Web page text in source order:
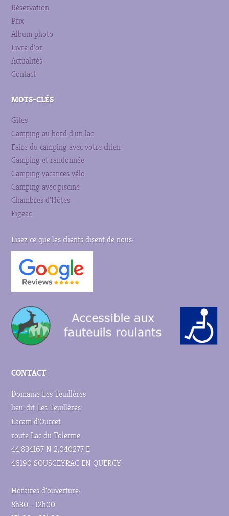
Réservation
Prix
Album photo
Livre d'or
Actualités
Contact
MOTS-CLÉS
Gîtes
Camping au bord d'un lac
Faire du camping avec votre chien
Camping et randonnée
Camping vacances vélo
Camping avec piscine
Chambres d'Hôtes
Figeac
Lisez ce que les clients disent de nous:
CONTACT
Domaine Les Teuillères
lieu-dit Les Teuillères
Lacam d'Ourcet
route Lac du Tolerme
44,834167 N 2,040277 E
46190 SOUSCEYRAC EN QUERCY
Horaires d'ouverture:
8h30 - 12h00